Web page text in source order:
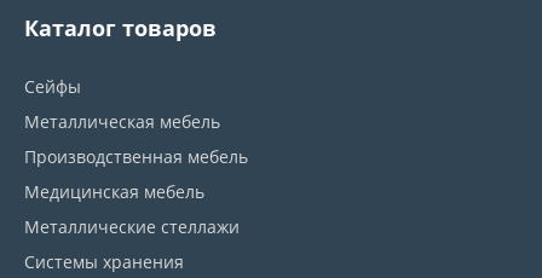
Каталог товаров
Сейфы
Металлическая мебель
Производственная мебель
Медицинская мебель
Металлические стеллажи
Системы хранения